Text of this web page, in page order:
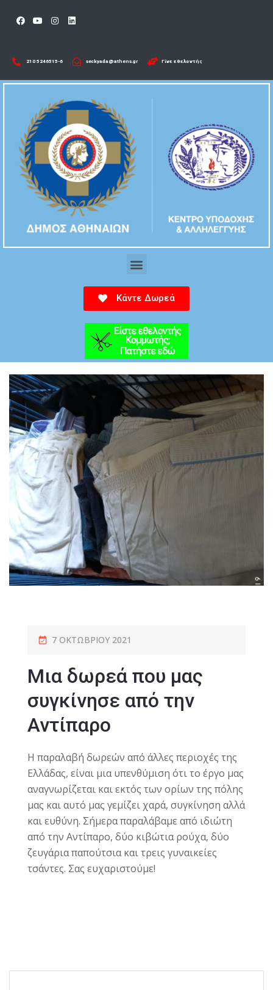
210 5246515-6​ seckyada@athens.gr Γίνε εθελοντής
Κάντε Δωρεά
7 ΟΚΤΩΒΡΊΟΥ 2021
Μια δωρεά που μας
συγκίνησε από την
Αντίπαρο
Η παραλαβή δωρεών από άλλες περιοχές της
Ελλάδας, είναι μια υπενθύμιση ότι το έργο μας
αναγνωρίζεται και εκτός των ορίων της πόλης
μας και αυτό μας γεμίζει χαρά, συγκίνηση αλλά
και ευθύνη. Σήμερα παραλάβαμε από ιδιώτη
από την Αντίπαρο, δύο κιβώτια ρούχα, δύο
ζευγάρια παπούτσια και τρεις γυναικείες
τσάντες. Σας ευχαριστούμε!